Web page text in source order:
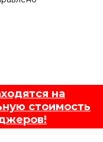
на
стоимость